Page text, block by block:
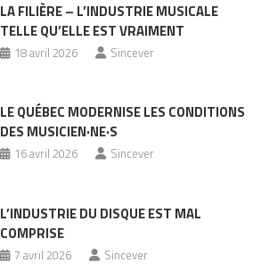
LA FILIÈRE – L’INDUSTRIE MUSICALE
TELLE QU’ELLE EST VRAIMENT
18 avril 2026 Sincever
LE QUÉBEC MODERNISE LES CONDITIONS
DES MUSICIEN·NE·S
16 avril 2026 Sincever
L’INDUSTRIE DU DISQUE EST MAL
COMPRISE
7 avril 2026 Sincever